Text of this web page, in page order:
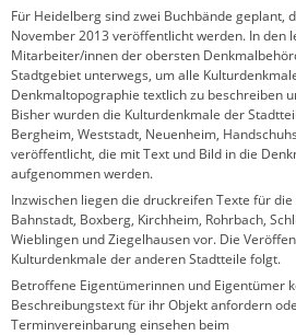
Für Heidelberg sind zwei Buchbände geplant,
November 2013 veröffentlicht werden. In den
Mitarbeiter/innen der obersten
Stadtgebiet unterwegs, um alle
Denkmaltopographie textlich zu beschreiben
Bisher wurden die Kulturdenkmale der
Bergheim, Weststadt, Neuenheim,
veröffentlicht, die mit Text und Bild in die
aufgenommen werden.
Inzwischen liegen die druckreifen Texte für
Bahnstadt, Boxberg, Kirchheim, Rohrbach,
Wieblingen und Ziegelhausen vor. Die
Kulturdenkmale der anderen Stadtteile folgt.
Betroffene Eigentümerinnen und Eigentümer
Beschreibungstext für ihr Objekt anfordern
Terminvereinbarung einsehen beim